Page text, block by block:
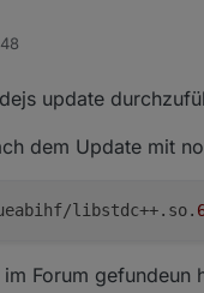
update
dem Update mit
libstdc++.so.
Forum gefundeun